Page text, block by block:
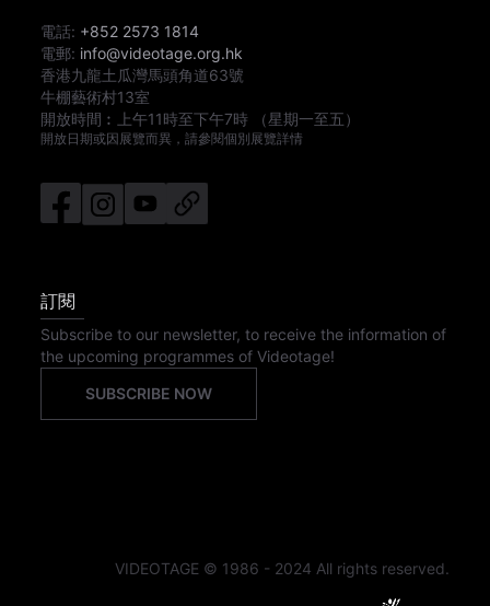
電話: +852 2573 1814
電郵: info@videotage.org.hk
香港九龍土瓜灣馬頭角道63號
牛棚藝術村13室
開放時間︰
上午11時至下午7時 （星期一至五）
開放日期或因展覽而異，請參閱個別展覽詳情
訂閱
Subscribe to our newsletter, to receive the information of
the upcoming programmes of Videotage!
SUBSCRIBE NOW
VIDEOTAGE © 1986 - 2024 All rights reserved.